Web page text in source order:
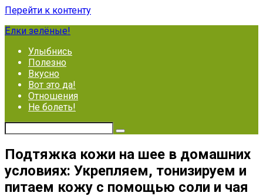
Перейти к контенту
Ёлки зелёные!
Улыбнись
Полезно
Вкусно
Вот это да!
Отношения
Не болеть!
Подтяжка кожи на шее в домашних
условиях: Укрепляем, тонизируем и
питаем кожу с помощью соли и чая